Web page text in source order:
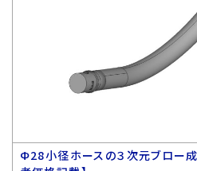
Ф28小径ホースの３次元ブロー